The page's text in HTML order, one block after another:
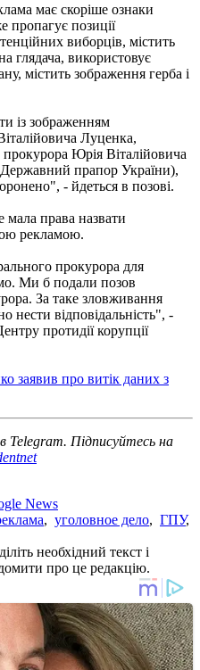
має скоріше ознаки
пропагує позиції
виборців, містить
глядача, використовує
містить зображення герба і
із зображенням
Луценка,
прокурора Юрія Віталійовича
прапор України),
- йдеться в позові.
права назвати
рекламою.
прокурора для
Ми б подали позов
За таке зловживання
нести відповідальність", -
протидії корупції
заявив про витік даних з
в Telegram. Підписуйтесь на
News
, уголовное дело, ГПУ,
необхідний текст і
про це редакцію.